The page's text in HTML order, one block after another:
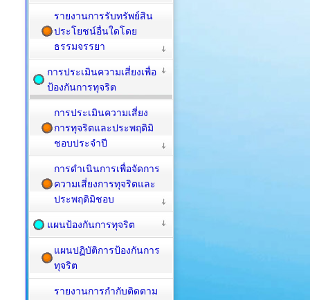
รายงานการรับทรัพย์สิน
ประโยชน์อื่นใดโดย
ธรรมจรรยา
การประเมินความเสี่ยงเพื่อ
ป้องกันการทุจริต
การประเมินความเสี่ยง
การทุจริตและประพฤติมิ
ชอบประจำปี
การดำเนินการเพื่อจัดการ
ความเสี่ยงการทุจริตและ
ประพฤติมิชอบ
แผนป้องกันการทุจริต
แผนปฏิบัติการป้องกันการ
ทุจริต
รายงานการกำกับติดตาม